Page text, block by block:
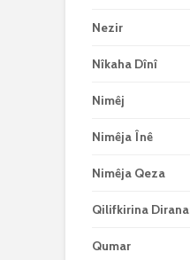
Nezir
Nîkaha Dînî
Nimêj
Nimêja Înê
Nimêja Qeza
Qilifkirina
Qumar